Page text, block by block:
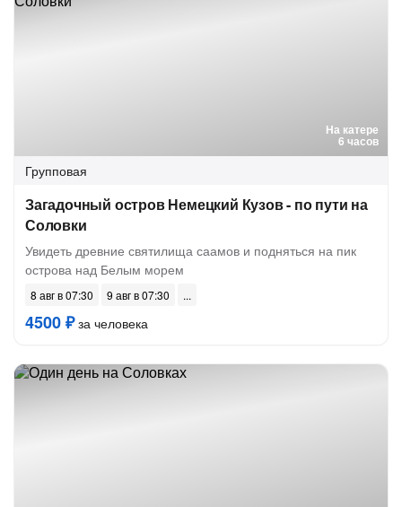
На катере
6 часов
Групповая
Загадочный остров Немецкий Кузов - по пути на
Соловки
Увидеть древние святилища саамов и подняться на пик
острова над Белым морем
8 авг в 07:30 9 авг в 07:30
4500 ₽за человека